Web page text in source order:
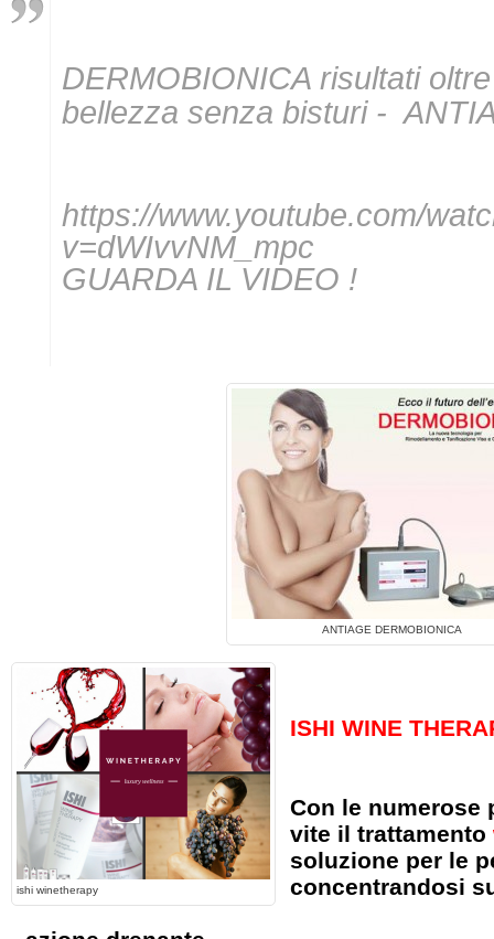
DERMOBIONICA risultati
bellezza senza bisturi -
https://www.youtube.com/
v=dWIvvNM_mpc
GUARDA IL VIDEO !
ANTIAGE DERMOBIONICA
ishi winetherapy
ISHI WINE
Con le numerose
vite il trattamento
soluzione per le
concentrandosi